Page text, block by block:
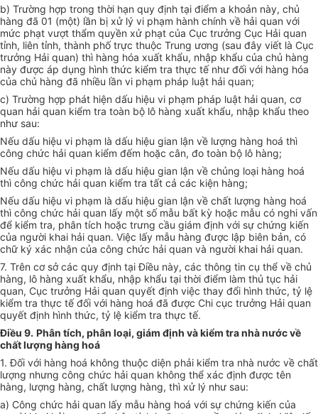
b) Trường hợp trong thời hạn quy định tại điểm a khoản này, chủ
hàng đã 01 (một) lần bị xử lý vi phạm hành chính về hải quan với
mức phạt vượt thẩm quyền xử phạt của Cục trưởng Cục Hải quan
tỉnh, liên tỉnh, thành phố trực thuộc Trung ương (sau đây viết là Cục
trưởng Hải quan) thì hàng hóa xuất khẩu, nhập khẩu của chủ hàng
này được áp dụng hình thức kiểm tra thực tế như đối với hàng hóa
của chủ hàng đã nhiều lần vi phạm pháp luật hải quan;
c) Trường hợp phát hiện dấu hiệu vi phạm pháp luật hải quan, cơ
quan hải quan kiểm tra toàn bộ lô hàng xuất khẩu, nhập khẩu theo
như sau:
Nếu dấu hiệu vi phạm là dấu hiệu gian lận về lượng hàng hoá thì
công chức hải quan kiểm đếm hoặc cân, đo toàn bộ lô hàng;
Nếu dấu hiệu vi phạm là dấu hiệu gian lận về chủng loại hàng hoá
thì công chức hải quan kiểm tra tất cả các kiện hàng;
Nếu dấu hiệu vi phạm là dấu hiệu gian lận về chất lượng hàng hoá
thì công chức hải quan lấy một số mẫu bất kỳ hoặc mẫu có nghi vấn
để kiểm tra, phân tích hoặc trưng cầu giám định với sự chứng kiến
của người khai hải quan. Việc lấy mẫu hàng được lập biên bản, có
chữ ký xác nhận của công chức hải quan và người khai hải quan.
7. Trên cơ sở các quy định tại Điều này, các thông tin cụ thể về chủ
hàng, lô hàng xuất khẩu, nhập khẩu tại thời điểm làm thủ tục hải
quan, Cục trưởng Hải quan quyết định việc thay đổi hình thức, tỷ lệ
kiểm tra thực tế đối với hàng hoá đã được Chi cục trưởng Hải quan
quyết định hình thức, tỷ lệ kiểm tra thực tế.
Điều 9. Phân tích, phân loại, giám định và kiểm tra nhà nước về
chất lượng hàng hoá
1. Đối với hàng hoá không thuộc diện phải kiểm tra nhà nước về chất
lượng nhưng công chức hải quan không thể xác định được tên
hàng, lượng hàng, chất lượng hàng, thì xử lý như sau:
a) Công chức hải quan lấy mẫu hàng hoá với sự chứng kiến của